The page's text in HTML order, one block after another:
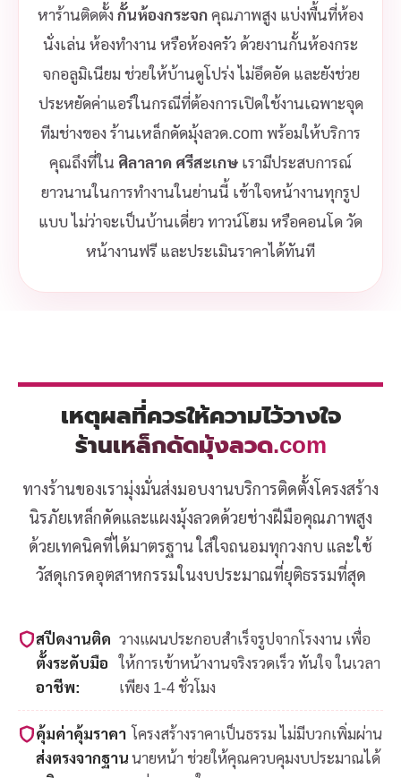
หาร้านติดตั้งกั้นห้องกระจกคุณภาพสูง แบ่งพื้นที่ห้อง
นั่งเล่น ห้องทำงาน หรือห้องครัว ด้วยงานกั้นห้องกระ
จกอลูมิเนียม ช่วยให้บ้านดูโปร่ง ไม่อึดอัด และยังช่วย
ประหยัดค่าแอร์ในกรณีที่ต้องการเปิดใช้งานเฉพาะจุด
ทีมช่างของ ร้านเหล็กดัดมุ้งลวด.com พร้อมให้บริการ
คุณถึงที่ใน ศิลาลาด ศรีสะเกษ เรามีประสบการณ์
ยาวนานในการทำงานในย่านนี้ เข้าใจหน้างานทุกรูป
แบบ ไม่ว่าจะเป็นบ้านเดี่ยว ทาวน์โฮม หรือคอนโด วัด
หน้างานฟรี และประเมินราคาได้ทันที
เหตุผลที่ควรให้ความไว้วางใจ
ร้านเหล็กดัดมุ้งลวด.com
ทางร้านของเรามุ่งมั่นส่งมอบงานบริการติดตั้งโครงสร้าง
นิรภัยเหล็กดัดและแผงมุ้งลวดด้วยช่างฝีมือคุณภาพสูง
ด้วยเทคนิคที่ได้มาตรฐาน ใส่ใจถนอมทุกวงกบ และใช้
วัสดุเกรดอุตสาหกรรมในงบประมาณที่ยุติธรรมที่สุด
สปีดงานติด
ตั้งระดับมือ
อาชีพ:
วางแผนประกอบสำเร็จรูปจากโรงงาน เพื่อ
ให้การเข้าหน้างานจริงรวดเร็ว ทันใจ ในเวลา
เพียง 1-4 ชั่วโมง
คุ้มค่าคุ้มราคา
ส่งตรงจากฐาน
โครงสร้างราคาเป็นธรรม ไม่มีบวกเพิ่มผ่าน
นายหน้า ช่วยให้คุณควบคุมงบประมาณได้